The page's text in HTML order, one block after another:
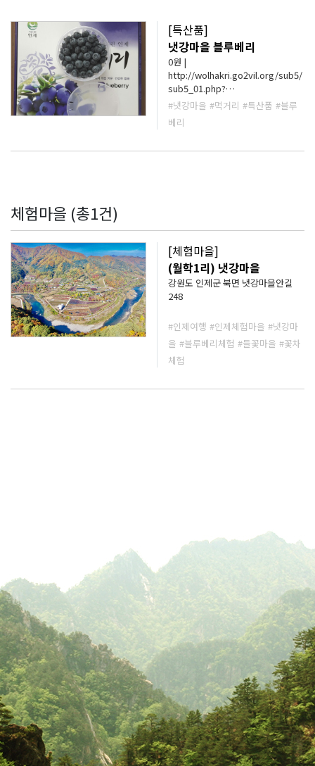
[특산품]
냇강마을 블루베리
0원 |
http://wolhakri.go2vil.org/sub5/
sub5_01.php?
url=/go2vil_2011/common/progr
am/shopping/shop_prd/view.ph
p&sub_title=쇼핑몰
30&page=1&click_mode=first&k
#냇강마을 #먹거리 #특산품 #블루
베리
체험마을 (총1건)
[체험마을]
(월학1리) 냇강마을
강원도 인제군 북면 냇강마을안길
248
#인제여행 #인제체험마을 #냇강마
을 #블루베리체험 #들꽃마을 #꽃차
체험